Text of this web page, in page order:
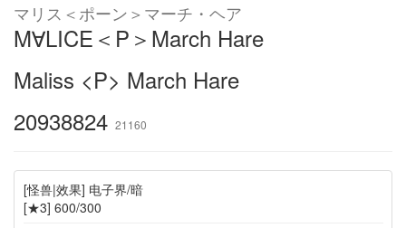
マリス＜ポーン＞マーチ・ヘア
M∀LICE＜P＞March Hare
Maliss <P> March Hare
20938824 21160
[怪兽|效果] 电子界/暗
[★3] 600/300